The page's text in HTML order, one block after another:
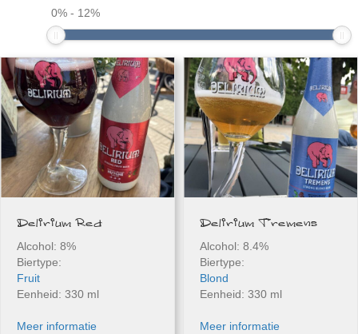
0% - 12%
Delirium Red
Alcohol: 8%
Biertype:
Fruit
Eenheid: 330 ml
Meer informatie
Delirium Tremens
Alcohol: 8.4%
Biertype:
Blond
Eenheid: 330 ml
Meer informatie